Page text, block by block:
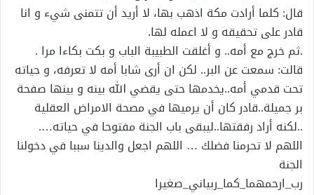
؜قال: كلما أرادت مكة اذهب بها، لا أريد أن تتمنى شيء و انا
قادر على تحقيقه و لا اعمله لها.
.ثم خرج مع أمه.. و أغلقت الطبيبة الباب و بكت بكاءا مرا .
؜قالت: سمعت عن البر.. لكن ان أرى شابا أمه لا تعرفه، و حياته
تحت قدمي أمه..يخدمها حتى يقضي الله بينه و بينها صفحة
بر جميلة..قادر كان أن يرميها في مصحة الامراض العقلية
..لكنه أراد رفقتها..ليبقى باب الجنة مفتوحا في حياته….
؜؜اللهم لا تحرمنا فضلك … اللهم اجعل والدينا سببا في دخولنا
الجنة
رب_ارحمهما_كما_ربياني_صغيرا